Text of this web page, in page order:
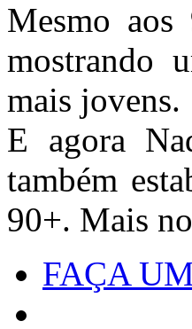
Mesmo aos
mostrando
mais jovens.
E agora
também
90+. Mais no
FAÇA